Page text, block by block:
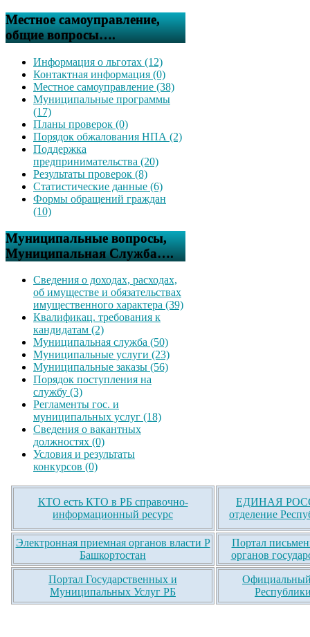
Местное самоуправление,
общие вопросы….
Информация о льготах (12)
Контактная информация (0)
Местное самоуправление (38)
Муниципальные программы
(17)
Планы проверок (0)
Порядок обжалования НПА (2)
Поддержка
предпринимательства (20)
Результаты проверок (8)
Статистические данные (6)
Формы обращений граждан
(10)
Муниципальные вопросы,
Муниципальная Служба….
Сведения о доходах, расходах,
об имуществе и обязательствах
имущественного характера (39)
Квалификац. требования к
кандидатам (2)
Муниципальная служба (50)
Муниципальные услуги (23)
Муниципальные заказы (56)
Порядок поступления на
службу (3)
Регламенты гос. и
муниципальных услуг (18)
Сведения о вакантных
должностях (0)
Условия и результаты
конкурсов (0)
КТО есть КТО в РБ справочно-
информационный ресурс
ЕДИНАЯ
отделение
Электронная приемная органов власти Р
Башкортостан
Портал
органов
Портал Государственных и
Муниципальных Услуг РБ
Официальный